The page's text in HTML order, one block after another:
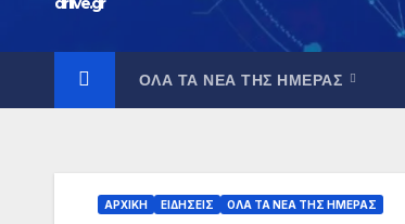
ΟΛΑ ΤΑ ΝΕΑ ΤΗΣ ΗΜΕΡΑΣ
ΑΡΧΙΚΗ ΕΙΔΗΣΕΙΣ ΟΛΑ ΤΑ ΝΕΑ ΤΗΣ ΗΜΕΡΑΣ